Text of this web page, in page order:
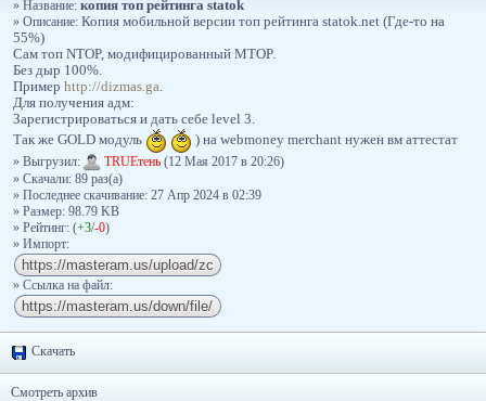
» Название: копия топ рейтинга statok
» Описание: Копия мобильной версии топ рейтинга statok.net (Где-то на
55%)
Сам топ NTOP, модифицированный MTOP.
Без дыр 100%.
Пример http://dizmas.ga.
Для получения адм:
Зарегистрироваться и дать себе level 3.
Так же GOLD модуль
) на webmoney merchant нужен вм аттестат
» Выгрузил:
TRUEтень (12 Мая 2017 в 20:26)
» Скачали: 89 раз(a)
» Последнее скачивание: 27 Апр 2024 в 02:39
» Размер: 98.79 KB
» Рейтинг: (+3/-0)
» Импорт:
» Ссылка на файл:
Скачать
Смотреть архив